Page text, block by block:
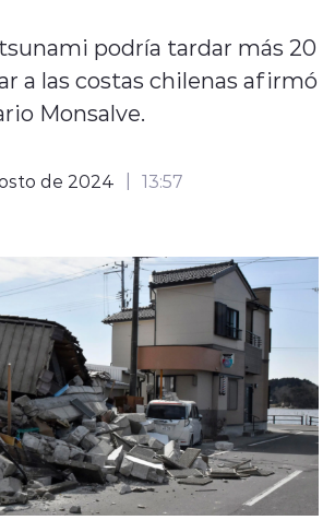
podría tardar más 20
a las costas chilenas afirmó
Monsalve.
de 2024 13:57